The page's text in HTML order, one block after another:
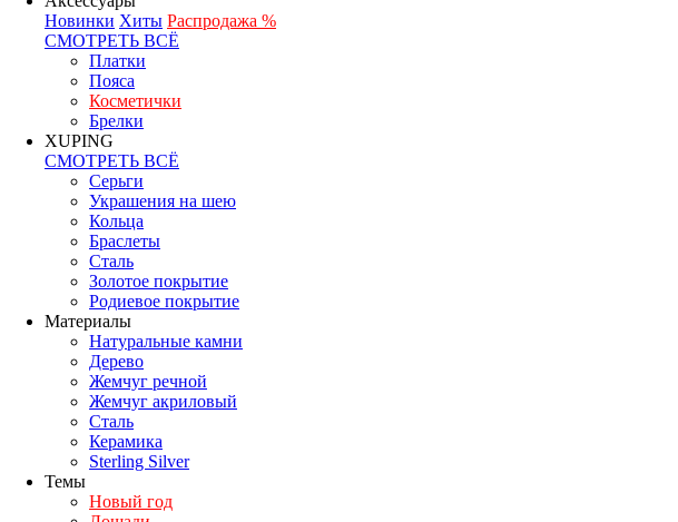
Новинки Хиты Распродажа %
СМОТРЕТЬ ВСЁ
Платки
Пояса
Косметички
Брелки
XUPING
СМОТРЕТЬ ВСЁ
Серьги
Украшения на шею
Кольца
Браслеты
Сталь
Золотое покрытие
Родиевое покрытие
Материалы
Натуральные камни
Дерево
Жемчуг речной
Жемчуг акриловый
Сталь
Керамика
Sterling Silver
Темы
Новый год